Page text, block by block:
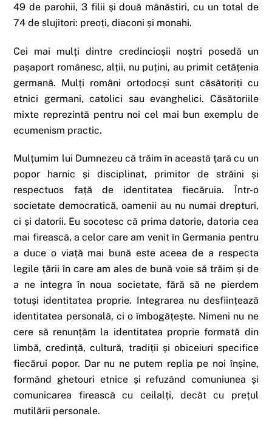
49 de parohii, 3 filii și două mânăstiri, cu un total de
74 de slujitori: preoți, diaconi și monahi.
Cei mai mulți dintre credincioșii noștri posedă un
pașaport românesc, alții, nu puțini, au primit cetățenia
germană. Mulți români ortodocși sunt căsătoriți cu
etnici germani, catolici sau evanghelici. Căsătoriile
mixte reprezintă pentru noi cel mai bun exemplu de
ecumenism practic.
Mulțumim lui Dumnezeu că trăim în această țară cu un
popor harnic și disciplinat, primitor de străini și
respectuos față de identitatea fiecăruia. Într-o
societate democratică, oamenii au nu numai drepturi,
ci și datorii. Eu socotesc că prima datorie, datoria cea
mai firească, a celor care am venit în Germania pentru
a duce o viață mai bună este aceea de a respecta
legile țării în care am ales de bună voie să trăim și de
a ne integra în noua societate, fără să ne pierdem
totuși identitatea proprie. Integrarea nu desființează
identitatea personală, ci o îmbogățește. Nimeni nu ne
cere să renunțăm la identitatea proprie formată din
limbă, credință, cultură, tradiții și obiceiuri specifice
fiecărui popor. Dar nu ne putem replia pe noi înșine,
formând ghetouri etnice și refuzând comuniunea și
comunicarea firească cu ceilalți, decât cu prețul
mutilării personale.